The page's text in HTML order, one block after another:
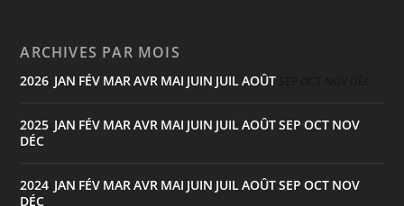
ARCHIVES PAR MOIS
2026 JAN FÉV MARAVR MAI JUIN JUILAOÛT
2025 JAN FÉV MARAVR MAI JUIN JUILAOÛTSEP OCT NOV
DÉC
2024 JAN FÉV MARAVR MAI JUIN JUILAOÛTSEP OCT NOV
DÉC